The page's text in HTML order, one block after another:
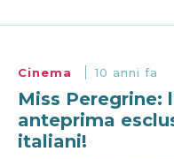
Cinema 10 anni fa
Miss Peregrine:
anteprima
italiani!